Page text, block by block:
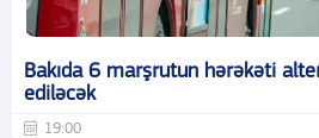
Bakıda 6 marşrutun hərəkəti
ediləcək
19:00